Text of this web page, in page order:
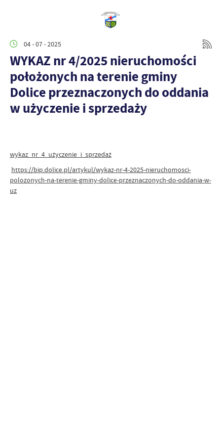
04 - 07 - 2025
WYKAZ nr 4/2025 nieruchomości
położonych na terenie gminy
Dolice przeznaczonych do oddania
w użyczenie i sprzedaży
wykaz_nr_4_użyczenie_i_sprzedaż
https://bip.dolice.pl/artykul/wykaz-nr-4-2025-nieruchomosci-
polozonych-na-terenie-gminy-dolice-przeznaczonych-do-oddania-w-
uz